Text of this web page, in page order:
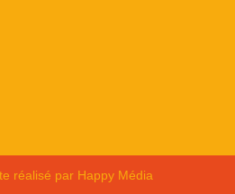
réalisé par Happy Média